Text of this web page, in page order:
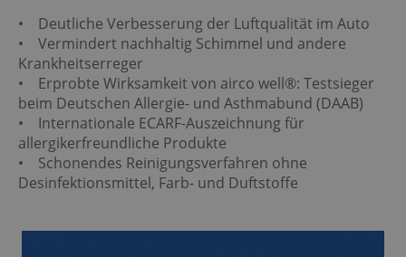
• Deutliche Verbesserung der Luftqualität im Auto
• Vermindert nachhaltig Schimmel und andere
Krankheitserreger
• Erprobte Wirksamkeit von airco well®: Testsieger
beim Deutschen Allergie- und Asthmabund (DAAB)
• Internationale ECARF-Auszeichnung für
allergikerfreundliche Produkte
• Schonendes Reinigungsverfahren ohne
Desinfektionsmittel, Farb- und Duftstoffe